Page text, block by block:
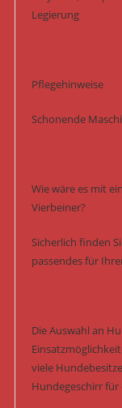
Legierung
Pflegehinweise
Schonende
Wie wäre es mit
Vierbeiner?
Sicherlich finden
passendes für
Die Auswahl an
viele
Hundegeschirr